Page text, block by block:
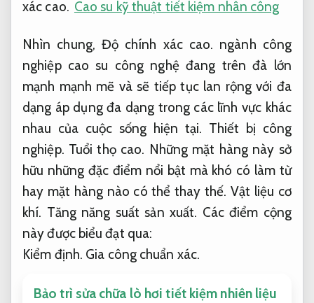
xác cao. Cao su kỹ thuật tiết kiệm nhân công
Nhìn chung, Độ chính xác cao. ngành công
nghiệp cao su công nghệ đang trên đà lớn
mạnh mạnh mẽ và sẽ tiếp tục lan rộng với đa
dạng áp dụng đa dạng trong các lĩnh vực khác
nhau của cuộc sống hiện tại. Thiết bị công
nghiệp. Tuổi thọ cao. Những mặt hàng này sở
hữu những đặc điểm nổi bật mà khó có làm từ
hay mặt hàng nào có thể thay thế. Vật liệu cơ
khí. Tăng năng suất sản xuất. Các điểm cộng
này được biểu đạt qua:
Kiểm định. Gia công chuẩn xác.
Bảo trì sửa chữa lò hơi tiết kiệm nhiên liệu